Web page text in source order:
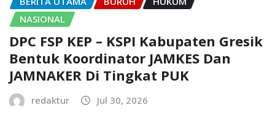
NASIONAL
DPC FSP KEP – KSPI Kabupaten Gresik
Bentuk Koordinator JAMKES Dan
JAMNAKER Di Tingkat PUK
redaktur Jul 30, 2026